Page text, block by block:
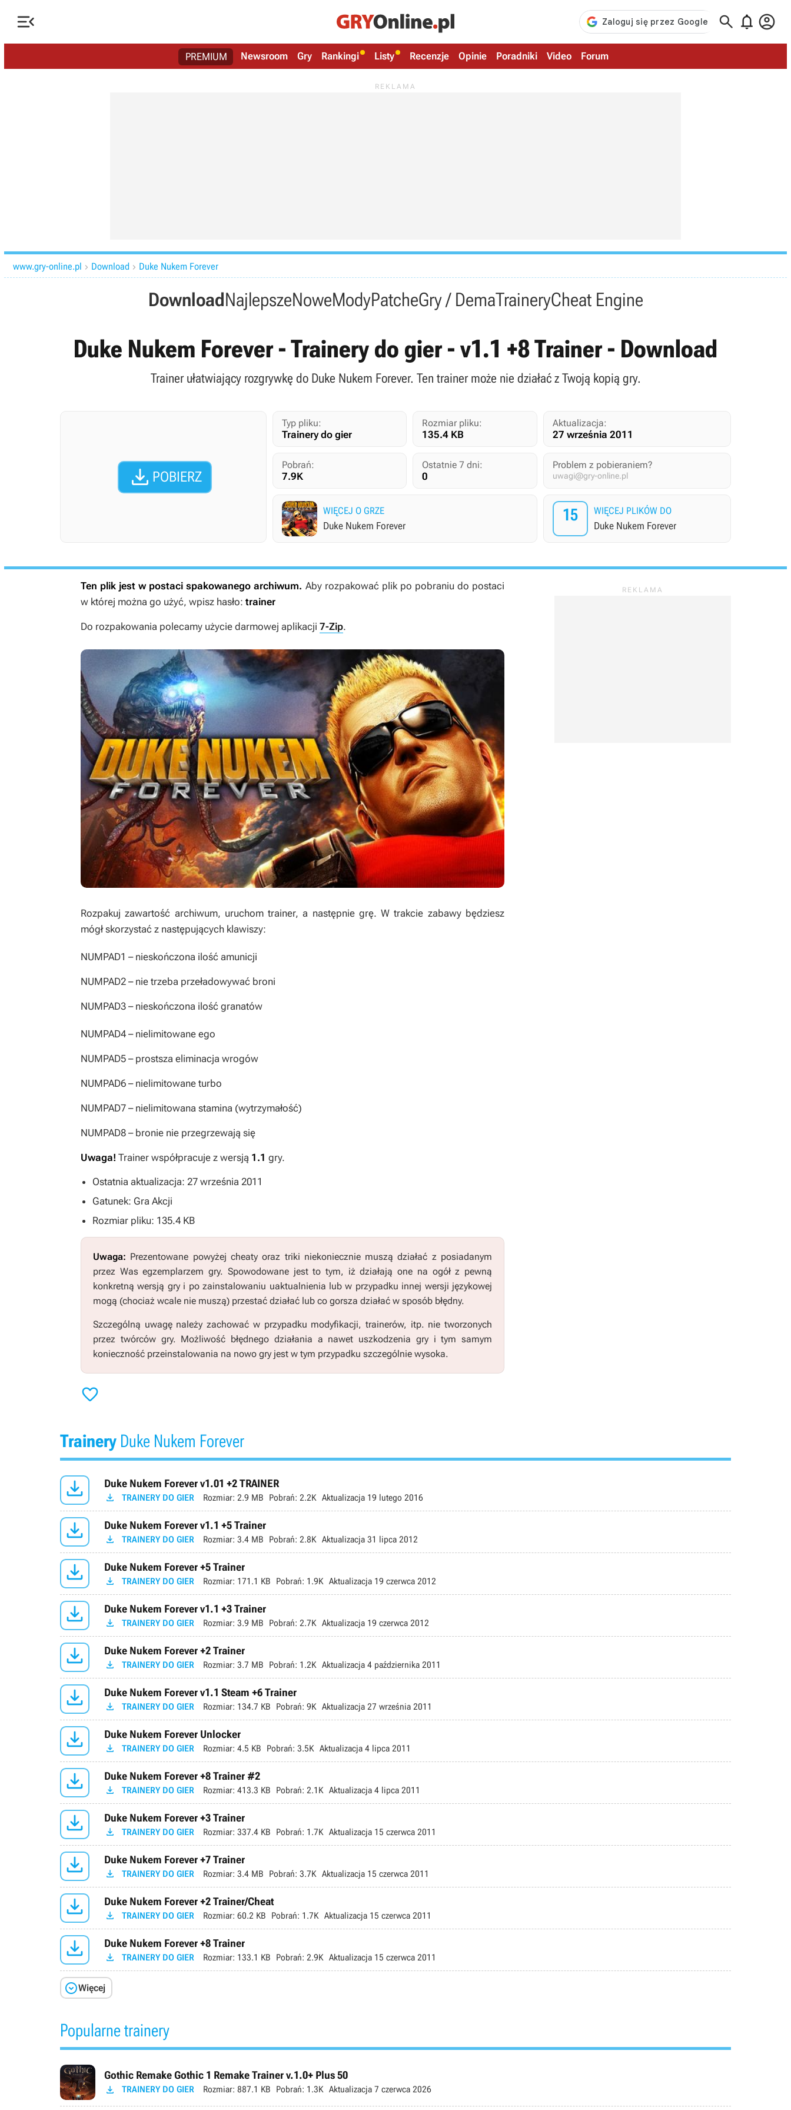
   
PREMIUM Newsroom Gry Rankingi Listy Recenzje Opinie Poradniki Video Forum
www.gry-online.pl  Download  Duke Nukem Forever
DownloadNajlepszeNoweModyPatcheGry / DemaTraineryCheat Engine
Duke Nukem Forever - Trainery do gier - v1.1 +8 Trainer - Download
Trainer ułatwiający rozgrywkę do Duke Nukem Forever. Ten trainer może nie działać z Twoją kopią gry.
 POBIERZ
Typ pliku:
Trainery do gier
Rozmiar pliku:
135.4 KB
Aktualizacja:
27 września 2011
Pobrań:
7.9K
Ostatnie 7 dni:
0
Problem z pobieraniem?
uwagi@gry-online.pl
WIĘCEJ O GRZE
Duke Nukem Forever
15 WIĘCEJ PLIKÓW DO
Duke Nukem Forever
Ten plik jest w postaci spakowanego archiwum. Aby rozpakować plik po pobraniu do postaci
w której można go użyć, wpisz hasło: trainer
Do rozpakowania polecamy użycie darmowej aplikacji 7-Zip.
Rozpakuj zawartość archiwum, uruchom trainer, a następnie grę. W trakcie zabawy będziesz
mógł skorzystać z następujących klawiszy:
NUMPAD1 – nieskończona ilość amunicji
NUMPAD2 – nie trzeba przeładowywać broni
NUMPAD3 – nieskończona ilość granatów
NUMPAD4 – nielimitowane ego
NUMPAD5 – prostsza eliminacja wrogów
NUMPAD6 – nielimitowane turbo
NUMPAD7 – nielimitowana stamina (wytrzymałość)
NUMPAD8 – bronie nie przegrzewają się
Uwaga! Trainer współpracuje z wersją 1.1 gry.
Ostatnia aktualizacja: 27 września 2011
Gatunek: Gra Akcji
Rozmiar pliku: 135.4 KB
Uwaga: Prezentowane powyżej cheaty oraz triki niekoniecznie muszą działać z posiadanym
przez Was egzemplarzem gry. Spowodowane jest to tym, iż działają one na ogół z pewną
konkretną wersją gry i po zainstalowaniu uaktualnienia lub w przypadku innej wersji językowej
mogą (chociaż wcale nie muszą) przestać działać lub co gorsza działać w sposób błędny.
Szczególną uwagę należy zachować w przypadku modyfikacji, trainerów, itp. nie tworzonych
przez twórców gry. Możliwość błędnego działania a nawet uszkodzenia gry i tym samym
konieczność przeinstalowania na nowo gry jest w tym przypadku szczególnie wysoka.

Trainery Duke Nukem Forever
 Duke Nukem Forever v1.01 +2 TRAINER
 TRAINERY DO GIER Rozmiar: 2.9 MB Pobrań: 2.2K Aktualizacja 19 lutego 2016
 Duke Nukem Forever v1.1 +5 Trainer
 TRAINERY DO GIER Rozmiar: 3.4 MB Pobrań: 2.8K Aktualizacja 31 lipca 2012
 Duke Nukem Forever +5 Trainer
 TRAINERY DO GIER Rozmiar: 171.1 KB Pobrań: 1.9K Aktualizacja 19 czerwca 2012
 Duke Nukem Forever v1.1 +3 Trainer
 TRAINERY DO GIER Rozmiar: 3.9 MB Pobrań: 2.7K Aktualizacja 19 czerwca 2012
 Duke Nukem Forever +2 Trainer
 TRAINERY DO GIER Rozmiar: 3.7 MB Pobrań: 1.2K Aktualizacja 4 października 2011
 Duke Nukem Forever v1.1 Steam +6 Trainer
 TRAINERY DO GIER Rozmiar: 134.7 KB Pobrań: 9K Aktualizacja 27 września 2011
 Duke Nukem Forever Unlocker
 TRAINERY DO GIER Rozmiar: 4.5 KB Pobrań: 3.5K Aktualizacja 4 lipca 2011
 Duke Nukem Forever +8 Trainer #2
 TRAINERY DO GIER Rozmiar: 413.3 KB Pobrań: 2.1K Aktualizacja 4 lipca 2011
 Duke Nukem Forever +3 Trainer
 TRAINERY DO GIER Rozmiar: 337.4 KB Pobrań: 1.7K Aktualizacja 15 czerwca 2011
 Duke Nukem Forever +7 Trainer
 TRAINERY DO GIER Rozmiar: 3.4 MB Pobrań: 3.7K Aktualizacja 15 czerwca 2011
 Duke Nukem Forever +2 Trainer/Cheat
 TRAINERY DO GIER Rozmiar: 60.2 KB Pobrań: 1.7K Aktualizacja 15 czerwca 2011
 Duke Nukem Forever +8 Trainer
 TRAINERY DO GIER Rozmiar: 133.1 KB Pobrań: 2.9K Aktualizacja 15 czerwca 2011
Więcej
Popularne trainery
Gothic Remake Gothic 1 Remake Trainer v.1.0+ Plus 50
 TRAINERY DO GIER Rozmiar: 887.1 KB Pobrań: 1.3K Aktualizacja 7 czerwca 2026